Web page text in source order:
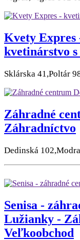
Kvety Expres
kvetinárstvo
Sklárska 41,Poltár
Záhradné
Záhradníctvo
Dedinská
Senisa -
Lužianky -
Veľkoobchod